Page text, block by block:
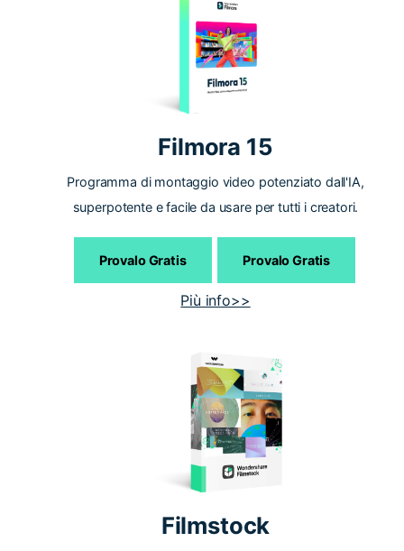
Filmora 15
Programma di montaggio video potenziato dall'IA,
superpotente e facile da usare per tutti i creatori.
Provalo Gratis Provalo Gratis
Più info>>
Filmstock